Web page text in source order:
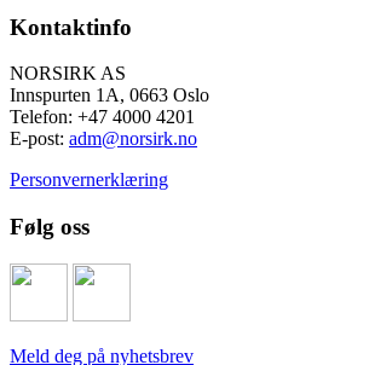
Kontaktinfo
NORSIRK AS
Innspurten 1A, 0663 Oslo
Telefon: +47 4000 4201
E-post: adm@norsirk.no
Personvernerklæring
Følg oss
Meld deg på nyhetsbrev